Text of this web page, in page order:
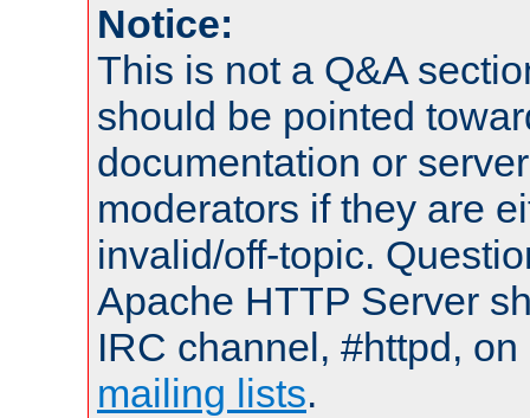
Notice:
This is not a Q&A
should be pointed
documentation or
moderators if they are
invalid/off-topic.
Apache HTTP Server
IRC channel, #httpd,
mailing lists.